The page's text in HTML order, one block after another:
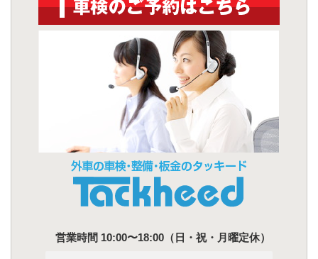
営業時間 10:00〜18:00（日・祝・月曜定休）